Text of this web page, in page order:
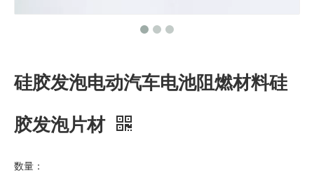
硅胶发泡电动汽车电池阻燃材料硅
胶发泡片材
数量：